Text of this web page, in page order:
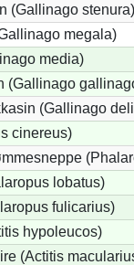
(Gallinago stenura)
megala)
media)
(Gallinago
(Gallinago
cinereus)
lobatus)
fulicarius)
hypoleucos)
(Actitis